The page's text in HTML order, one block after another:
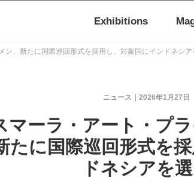
Exhibitions
、新たに国際巡回形式を採用し、対象国にインドネシア
2026年1月27日
ニュース
マーラ・アート・プ
たに国際巡回形式を
ドネシアを